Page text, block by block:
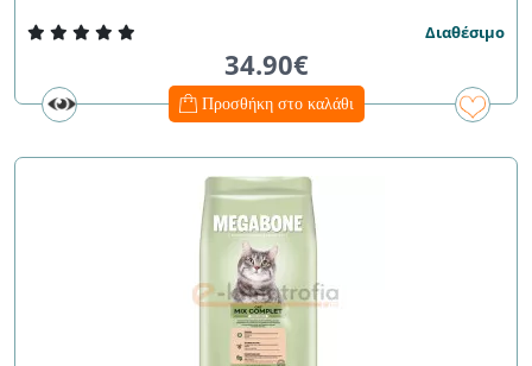
Διαθέσιμο
34.90€
Προσθήκη στο καλάθι